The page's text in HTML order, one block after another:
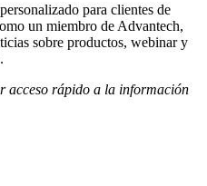
para clientes de
un miembro de Advantech,
sobre productos, webinar y
acceso rápido a la información